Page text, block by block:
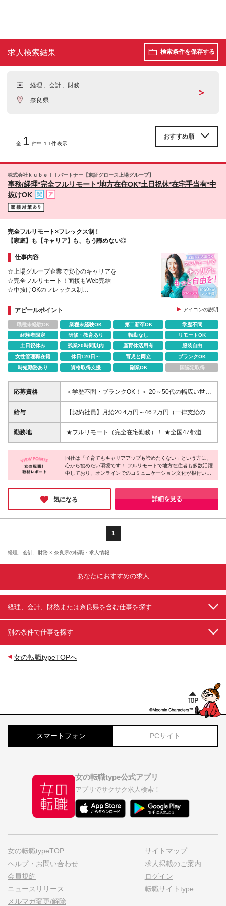
求人検索結果 検索条件を保存する
経理、会計、財務
奈良県
＞
全 1 件中 1-1件表示
株式会社ｋｕｂｅｌｌパートナー【東証グロース上場グループ】
事務/経理*完全フルリモート*地方在住OK*土日祝休*在宅手当有*中
抜けOK
完全フルリモート×フレックス制！
【家庭】も【キャリア】も、もう諦めない◎
仕事内容
☆上場グループ企業で安心のキャリアを
☆完全フルリモート！面接もWeb完結
☆中抜けOKのフレックス制
社員も活躍
☆土日祝休み＆年間休日120日！残業月15hほど
アピールポイント アイコンの説明
職種未経験OK 業種未経験OK 第二新卒OK
学歴不問
経験者限定
研修・教育あり 転勤なし
リモートOK
土日祝休み
残業20時間以内 産育休活用有
服装自由
女性管理職在籍
休日120日～ 育児と両立
ブランクOK
時短勤務あり
資格取得支援 副業OK 国認定取得
応募資格
＜学歴不問・ブランクOK！＞ 20～50代の幅広い世代
が活躍中！ 子育て・介護などライフステージに合わ
せた働き方が叶う★ ■以下いずれかの経験がある方 └
方（2年以上） ＼以下のスキルやご経験がある方は大
歓迎です♪／ ■法人顧客とのコミュニケーション経験
経験がある方 ■Googleスプレッドシートを活用できる
方 ■バックオフィスに関するSaaSツールの利用経験
がある方（マネーフォワード・freee・KING OF
期間の上限5年）
給与
【契約社員】月給20.4万円～46.2万円（一律支給の在
宅手当含む）＋賞与年2回 【アルバイト】時給1,226
円～2,244円 ◎経験・能力を考慮し決定します。 ※試
勤務地
★フルリモート（完全在宅勤務）！ ★全国47都道府
県どこからでも勤務OKです！70%が地方在住者 （原
則、国内のご自宅勤務です） ★面接もオンラインで
完結します ★研修期間も出社の必要はありません！
本社／東京都港区南青山1-24-3 WeWork乃木坂 (変更
の範囲)上記を除く当社関連勤務地
同社は「子育てもキャリアアップも諦めたくない」という方に、
心から勧めたい環境です！ フルリモートで地方在住者も多数活躍
中しており、オンラインでのコミュニケーション文化が根付いて
います。ビジネスチャット『Chatwork』を生み出した急成長企業
グループだからこそ、キャリアアップの可能性もあなた次第でど
んどん広がっていくはず。場所にとらわれない新しい働き方を実
現したい方は、ぜひご応募ください！
気になる 詳細を見る
1
経理、会計、財務 × 奈良県の転職・求人情報
あなたにおすすめの求人
経理、会計、財務または奈良県を含む仕事を探す
別の条件で仕事を探す
女の転職typeTOPへ
スマートフォン PCサイト
女の転職type公式アプリ
アプリでサクサク求人検索！
女の転職typeTOP
ヘルプ・お問い合わせ
会員規約
ニュースリリース
メルマガ変更/解除
サイトマップ
求人掲載のご案内
ログイン
転職サイトtype